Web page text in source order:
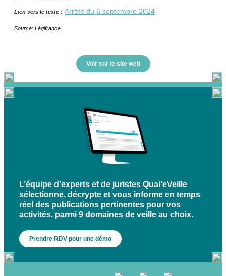
Lien vers le texte : Arrêté du 6 septembre 2024
Source: Légifrance.
Voir sur le site web
L’équipe d’experts et de juristes Qual’eVeille
sélectionne, décrypte et vous informe en temps
réel des publications pertinentes pour vos
activités, parmi 9 domaines de veille au choix.
Prendre RDV pour une démo